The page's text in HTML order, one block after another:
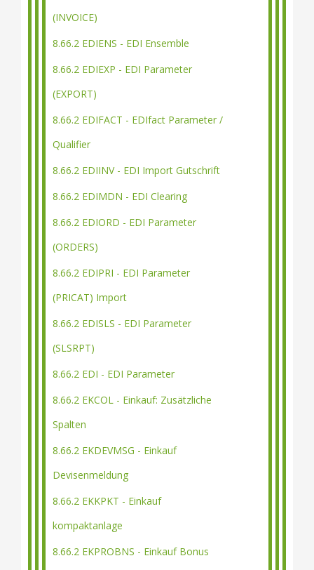
(INVOICE)
8.66.2 EDIENS - EDI Ensemble
8.66.2 EDIEXP - EDI Parameter
(EXPORT)
8.66.2 EDIFACT - EDIfact Parameter /
Qualifier
8.66.2 EDIINV - EDI Import Gutschrift
8.66.2 EDIMDN - EDI Clearing
8.66.2 EDIORD - EDI Parameter
(ORDERS)
8.66.2 EDIPRI - EDI Parameter
(PRICAT) Import
8.66.2 EDISLS - EDI Parameter
(SLSRPT)
8.66.2 EDI - EDI Parameter
8.66.2 EKCOL - Einkauf: Zusätzliche
Spalten
8.66.2 EKDEVMSG - Einkauf
Devisenmeldung
8.66.2 EKKPKT - Einkauf
kompaktanlage
8.66.2 EKPROBNS - Einkauf Bonus